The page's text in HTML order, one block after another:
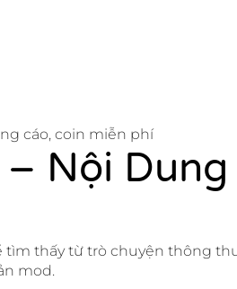
cáo, coin miễn phí
Nội
tìm thấy từ trò chuyện thông
mod.